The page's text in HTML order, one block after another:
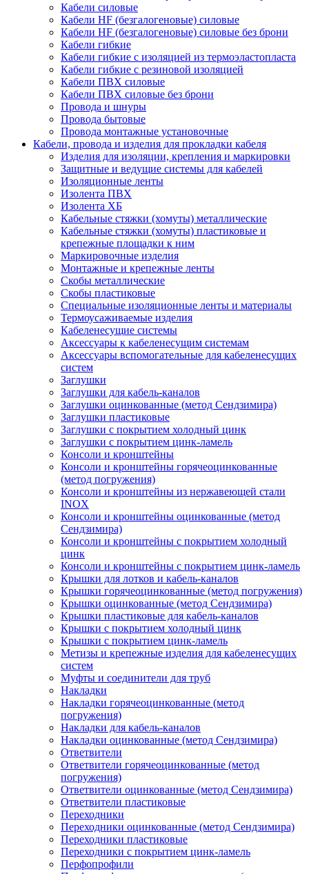
Кабели силовые
Кабели HF (безгалогеновые) силовые
Кабели HF (безгалогеновые) силовые без брони
Кабели гибкие
Кабели гибкие с изоляцией из термоэластопласта
Кабели гибкие с резиновой изоляцией
Кабели ПВХ силовые
Кабели ПВХ силовые без брони
Провода и шнуры
Провода бытовые
Провода монтажные установочные
Кабели, провода и изделия для прокладки кабеля
Изделия для изоляции, крепления и маркировки
Защитные и ведущие системы для кабелей
Изоляционные ленты
Изолента ПВХ
Изолента ХБ
Кабельные стяжки (хомуты) металлические
Кабельные стяжки (хомуты) пластиковые и
крепежные площадки к ним
Маркировочные изделия
Монтажные и крепежные ленты
Скобы металлические
Скобы пластиковые
Специальные изоляционные ленты и материалы
Термоусаживаемые изделия
Кабеленесущие системы
Аксессуары к кабеленесущим системам
Аксессуары вспомогательные для кабеленесущих
систем
Заглушки
Заглушки для кабель-каналов
Заглушки оцинкованные (метод Сендзимира)
Заглушки пластиковые
Заглушки с покрытием холодный цинк
Заглушки с покрытием цинк-ламель
Консоли и кронштейны
Консоли и кронштейны горячеоцинкованные
(метод погружения)
Консоли и кронштейны из нержавеющей стали
INOX
Консоли и кронштейны оцинкованные (метод
Сендзимира)
Консоли и кронштейны с покрытием холодный
цинк
Консоли и кронштейны с покрытием цинк-ламель
Крышки для лотков и кабель-каналов
Крышки горячеоцинкованные (метод погружения)
Крышки оцинкованные (метод Сендзимира)
Крышки пластиковые для кабель-каналов
Крышки с покрытием холодный цинк
Крышки с покрытием цинк-ламель
Метизы и крепежные изделия для кабеленесущих
систем
Муфты и соединители для труб
Накладки
Накладки горячеоцинкованные (метод
погружения)
Накладки для кабель-каналов
Накладки оцинкованные (метод Сендзимира)
Ответвители
Ответвители горячеоцинкованные (метод
погружения)
Ответвители оцинкованные (метод Сендзимира)
Ответвители пластиковые
Переходники
Переходники оцинкованные (метод Сендзимира)
Переходники пластиковые
Переходники с покрытием цинк-ламель
Перфопрофили